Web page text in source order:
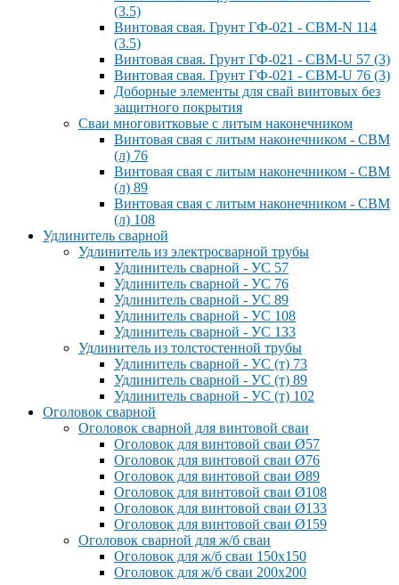
(3.5)
Винтовая свая. Грунт ГФ-021 - СВМ-N 114
(3.5)
Винтовая свая. Грунт ГФ-021 - СВМ-U 57 (3)
Винтовая свая. Грунт ГФ-021 - СВМ-U 76 (3)
Доборные элементы для свай винтовых без
защитного покрытия
Сваи многовитковые с литым наконечником
Винтовая свая с литым наконечником - СВМ
(л) 76
Винтовая свая с литым наконечником - СВМ
(л) 89
Винтовая свая с литым наконечником - СВМ
(л) 108
Удлинитель сварной
Удлинитель из электросварной трубы
Удлинитель сварной - УС 57
Удлинитель сварной - УС 76
Удлинитель сварной - УС 89
Удлинитель сварной - УС 108
Удлинитель сварной - УС 133
Удлинитель из толстостенной трубы
Удлинитель сварной - УС (т) 73
Удлинитель сварной - УС (т) 89
Удлинитель сварной - УС (т) 102
Оголовок сварной
Оголовок сварной для винтовой сваи
Оголовок для винтовой сваи Ø57
Оголовок для винтовой сваи Ø76
Оголовок для винтовой сваи Ø89
Оголовок для винтовой сваи Ø108
Оголовок для винтовой сваи Ø133
Оголовок для винтовой сваи Ø159
Оголовок сварной для ж/б сваи
Оголовок для ж/б сваи 150x150
Оголовок для ж/б сваи 200x200